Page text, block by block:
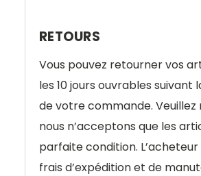
RETOURS
Vous pouvez retourner vos
les 10 jours ouvrables suivant
de votre commande. Veuillez
nous n’acceptons que les
parfaite condition.
frais d’expédition et de